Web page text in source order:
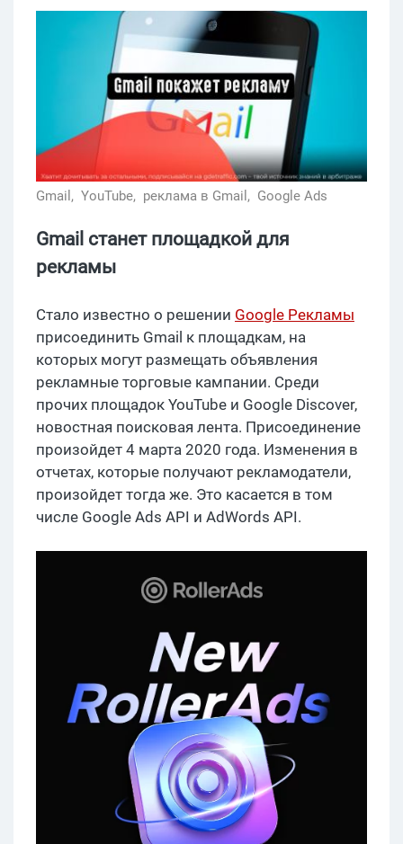
Gmail, YouTube, реклама в Gmail, Google Ads
Gmail станет площадкой для
рекламы
Стало известно о решении Google Рекламы
присоединить Gmail к площадкам, на
которых могут размещать объявления
рекламные торговые кампании. Среди
прочих площадок YouTube и Google Discover,
новостная поисковая лента. Присоединение
произойдет 4 марта 2020 года. Изменения в
отчетах, которые получают рекламодатели,
произойдет тогда же. Это касается в том
числе Google Ads API и AdWords API.